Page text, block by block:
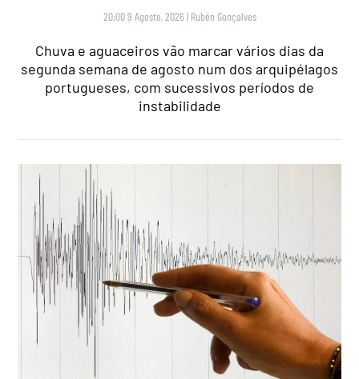
20:00 9 Agosto, 2026 | Rubén Gonçalves
Chuva e aguaceiros vão marcar vários dias da
segunda semana de agosto num dos arquipélagos
portugueses, com sucessivos períodos de
instabilidade